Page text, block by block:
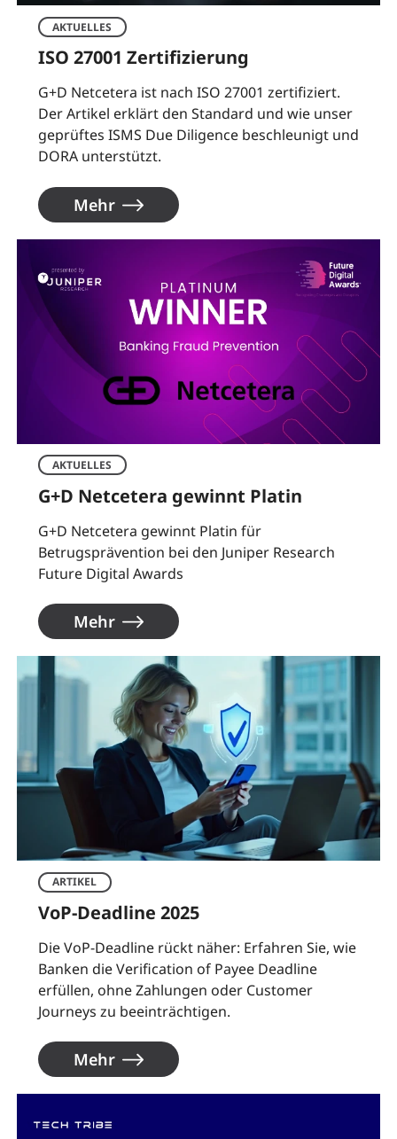
AKTUELLES
ISO 27001 Zertifizierung
G+D Netcetera ist nach ISO 27001 zertifiziert.
Der Artikel erklärt den Standard und wie unser
geprüftes ISMS Due Diligence beschleunigt und
DORA unterstützt.
Mehr
AKTUELLES
G+D Netcetera gewinnt Platin
G+D Netcetera gewinnt Platin für
Betrugsprävention bei den Juniper Research
Future Digital Awards
Mehr
ARTIKEL
VoP-Deadline 2025
Die VoP-Deadline rückt näher: Erfahren Sie, wie
Banken die Verification of Payee Deadline
erfüllen, ohne Zahlungen oder Customer
Journeys zu beeinträchtigen.
Mehr